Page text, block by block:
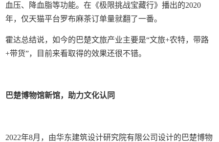
血压、降血脂等功能。在《极限挑战宝藏行》播出的2020
年，仅天猫平台罗布麻茶订单量就翻了一番。
霍达总结说，如今的巴楚文旅产业主要是“文旅+农特，带路
+带货”，目前来看取得的效果还很不错。
巴楚博物馆新馆，助力文化认同
2022年8月，由华东建筑设计研究院有限公司设计的巴楚博物